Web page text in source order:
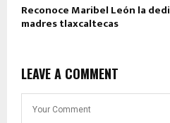
Reconoce Maribel León la
madres tlaxcaltecas
LEAVE A COMMENT